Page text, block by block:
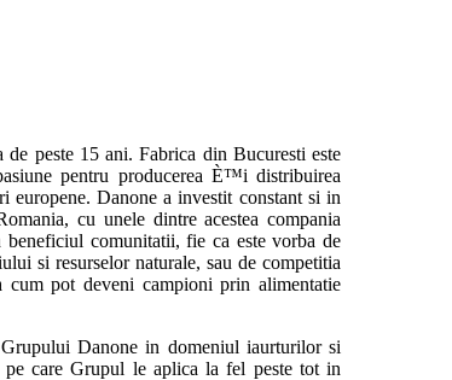
peste 15 ani. Fabrica din Bucuresti este
pentru producerea È™i distribuirea
Danone a investit constant si in
cu unele dintre acestea compania
comunitatii, fie ca este vorba de
si resurselor naturale, sau de competitia
pot deveni campioni prin alimentatie
Danone in domeniul iaurturilor si
pe care Grupul le aplica la fel peste tot in